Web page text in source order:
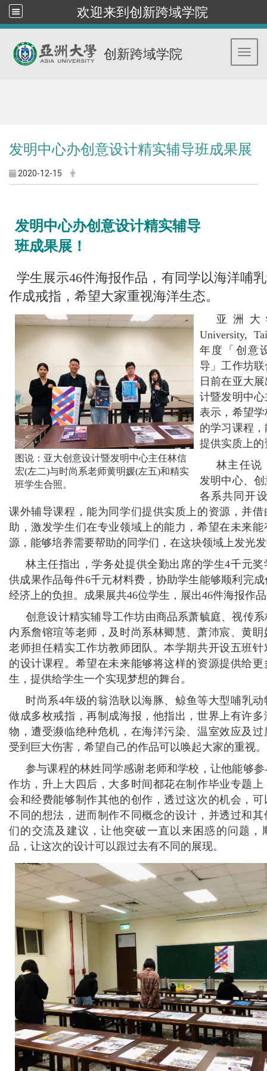
欢迎来到创新跨域学院
创新跨域学院
发明中心办创意设计精实辅导班成果展
2020-12-15
发明中心办创意设计精实辅导
班成果展！
学生展示46件海报作品，有同学以海洋哺
作成戒指，希望大家重视海洋生态。
图说：亚大创意设计暨发明中心主任林信
宏(左二)与时尚系老师黄明媛(左五)和精实
班学生合照。
亚洲大
University,
年度「创意
导」工作坊
日前在亚大
计暨发明中
表示，希望
的学习课程
提供实质上的
林主任说
发明中心、
各系共同开
课外辅导课程，能为同学们提供实质上的资源，并借
助，激发学生们在专业领域上的能力，希望在未来能
源，能够培养需要帮助的同学们，在这块领域上发光
林主任指出，学务处提供全勤出席的学生4千元奖
供成果作品每件6千元材料费，协助学生能够顺利完
经济上的负担。成果展共46位学生，展出46件海报作
创意设计精实辅导工作坊由商品系萧毓庭、视传
内系詹镕瑄等老师，及时尚系林卿慧、萧沛宸、黄眀
老师担任精实工作坊教师团队。本学期共开设五班针
的设计课程。希望在未来能够将这样的资源提供给更
生，提供给学生一个实现梦想的舞台。
时尚系4年级的翁浩耿以海豚、鲸鱼等大型哺乳动
做成多枚戒指，再制成海报，他指出，世界上有许多
物，遭受濒临绝种危机，在海洋污染、温室效应及过
受到巨大伤害，希望自己的作品可以唤起大家的重视。
参与课程的林姓同学感谢老师和学校，让他能够
作坊，升上大四后，大多时间都花在制作毕业专题上
会和经费能够制作其他的创作，透过这次的机会，可
不同的想法，进而制作不同概念的设计，并透过和其
们的交流及建议，让他突破一直以来困惑的问题，
品，让这次的设计可以跟过去有不同的展现。